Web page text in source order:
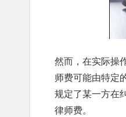
然而，在实际操
师费可能由特定
规定了某一方在
律师费。